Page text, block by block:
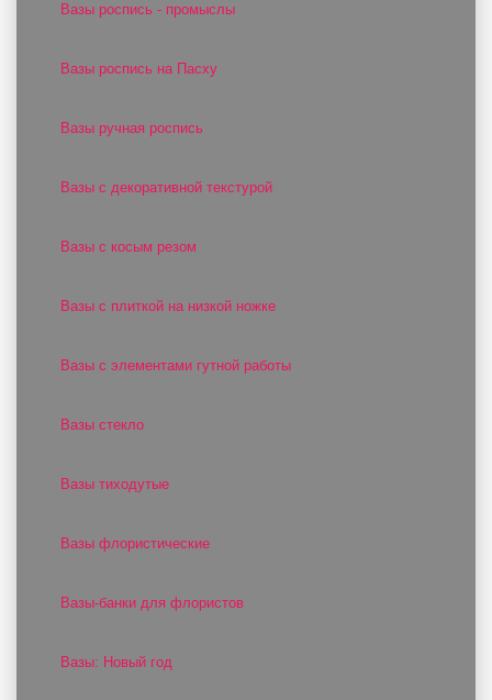
Вазы роспись - промыслы
Вазы роспись на Пасху
Вазы ручная роспись
Вазы с декоративной текстурой
Вазы с косым резом
Вазы с плиткой на низкой ножке
Вазы с элементами гутной работы
Вазы стекло
Вазы тиходутые
Вазы флористические
Вазы-банки для флористов
Вазы: Новый год